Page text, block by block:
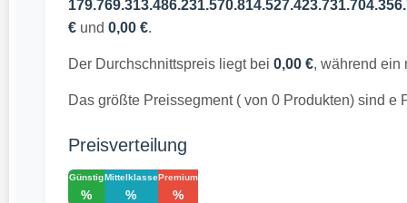
€und 0,00 €.
Der Durchschnittspreis liegt bei 0,00 €, während ein
Das größte Preissegment ( von 0 Produkten) sind e
Preisverteilung
Günstig
%
Mittelklasse
%
Premium
%